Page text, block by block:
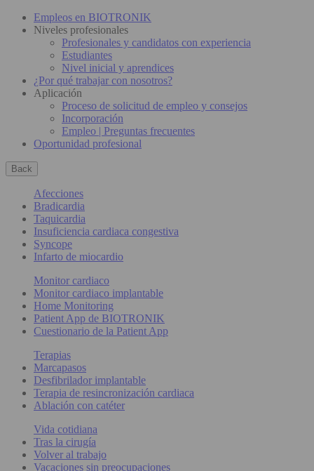
Empleos en BIOTRONIK
Niveles profesionales
Profesionales y candidatos con experiencia
Estudiantes
Nivel inicial y aprendices
¿Por qué trabajar con nosotros?
Aplicación
Proceso de solicitud de empleo y consejos
Incorporación
Empleo | Preguntas frecuentes
Oportunidad profesional
Back
Afecciones
Bradicardia
Taquicardia
Insuficiencia cardiaca congestiva
Syncope
Infarto de miocardio
Monitor cardiaco
Monitor cardiaco implantable
Home Monitoring
Patient App de BIOTRONIK
Cuestionario de la Patient App
Terapias
Marcapasos
Desfibrilador implantable
Terapia de resincronización cardiaca
Ablación con catéter
Vida cotidiana
Tras la cirugía
Volver al trabajo
Vacaciones sin preocupaciones